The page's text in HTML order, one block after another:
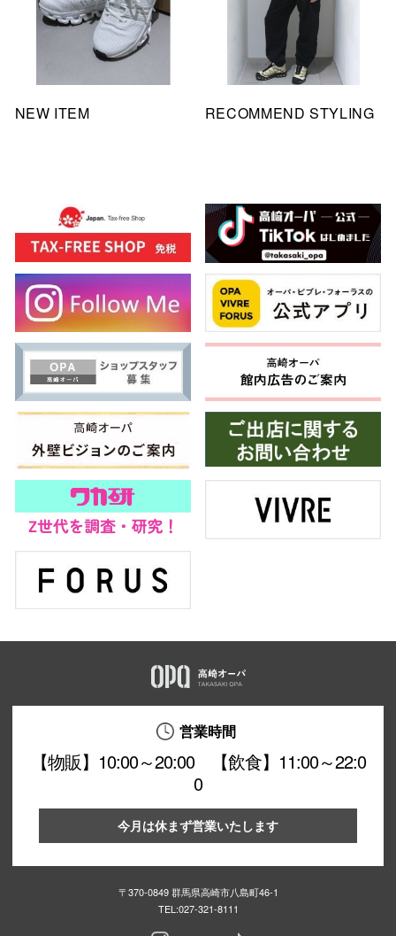
NEW ITEM RECOMMEND STYLING
営業時間
【物販】10:00～20:00 【飲食】11:00～22:0
0
今月は休まず営業いたします
〒370-0849 群馬県高崎市八島町46-1
TEL:027-321-8111